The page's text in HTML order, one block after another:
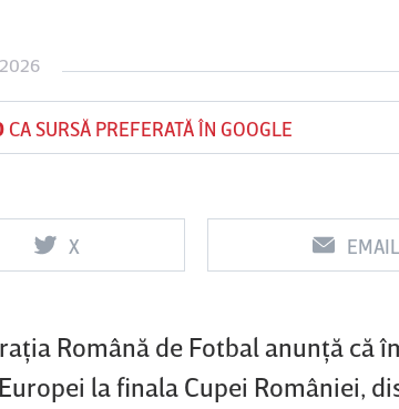
CA SURSĂ PREFERATĂ ÎN GOOGLE
X EMAIL
Română de Fotbal anunţă că
la finala Cupei României,
UTA Arad
0
Vs
Rapid
0